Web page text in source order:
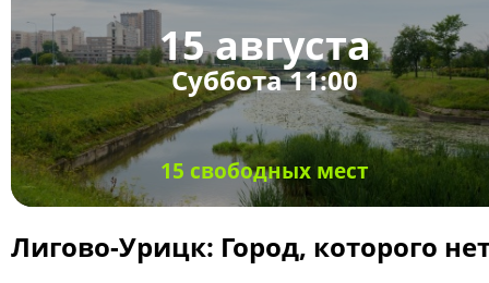
15 августа
Суббота 11:00
15 свободных мест
Лигово-Урицк: Город, которого